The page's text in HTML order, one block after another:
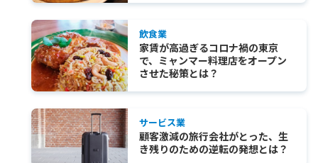
飲食業
家賃が高過ぎるコロナ禍の東京
で、ミャンマー料理店をオープン
させた秘策とは？
サービス業
顧客激減の旅行会社がとった、生
き残りのための逆転の発想とは？